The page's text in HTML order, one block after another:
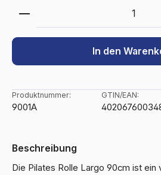
Produkt Anzahl: Gib den
In den
Produktnummer:
9001A
GTIN/EAN:
Beschreibung
Die Pilates Rolle Largo 90cm ist ein